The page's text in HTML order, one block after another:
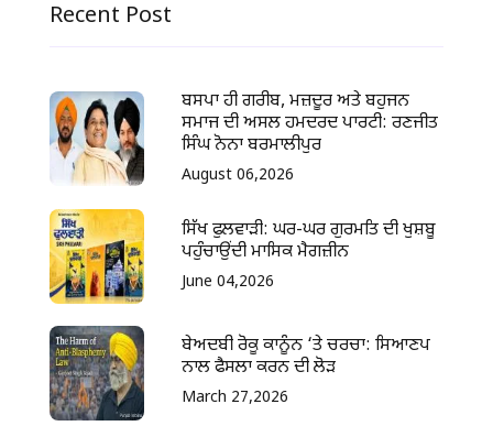
Recent Post
ਬਸਪਾ ਹੀ ਗਰੀਬ, ਮਜ਼ਦੂਰ ਅਤੇ ਬਹੁਜਨ
ਸਮਾਜ ਦੀ ਅਸਲ ਹਮਦਰਦ ਪਾਰਟੀ: ਰਣਜੀਤ
ਸਿੰਘ ਨੋਨਾ ਬਰਮਾਲੀਪੁਰ
August 06,2026
ਸਿੱਖ ਫੁਲਵਾੜੀ: ਘਰ-ਘਰ ਗੁਰਮਤਿ ਦੀ ਖੁਸ਼ਬੂ
ਪਹੁੰਚਾਉਂਦੀ ਮਾਸਿਕ ਮੈਗਜ਼ੀਨ
June 04,2026
ਬੇਅਦਬੀ ਰੋਕੂ ਕਾਨੂੰਨ ‘ਤੇ ਚਰਚਾ: ਸਿਆਣਪ
ਨਾਲ ਫੈਸਲਾ ਕਰਨ ਦੀ ਲੋੜ
March 27,2026